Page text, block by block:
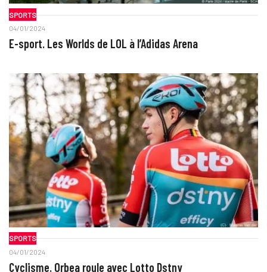
SPORTS
04/01/2024
E-sport. Les Worlds de LOL à l’Adidas Arena
SPORTS
04/01/2024
Cyclisme. Orbea roule avec Lotto Dstny